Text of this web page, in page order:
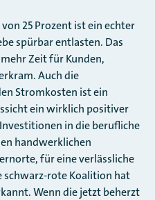
25 Prozent ist ein echter
spürbar entlasten. Das
Zeit für Kunden,
Auch die
Stromkosten ist ein
ein wirklich positiver
in die berufliche
handwerklichen
für eine verlässliche
schwarz-rote Koalition hat
Wenn die jetzt beherzt